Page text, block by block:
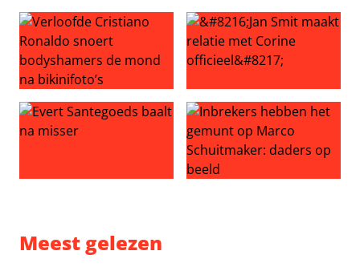
Verloofde Cristiano Ronaldo snoert bodyshamers de
‘Jan Smit maakt relatie met
Meest gelezen